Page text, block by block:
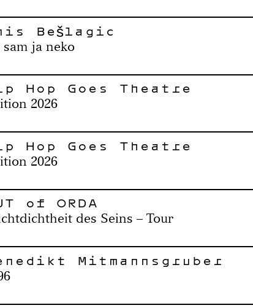
Bešlagić
sam ja neko
Hop Goes Theatre
2026
Hop Goes Theatre
2026
of ORDA
des Seins – Tour
Mitmannsgruber